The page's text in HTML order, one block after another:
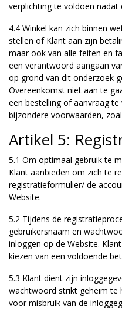
verplichting te voldoen nadat
4.4 Winkel kan zich binnen
stellen of Klant aan zijn
maar ook van alle feiten en
een verantwoord aangaan
op grond van dit onderzoek
Overeenkomst niet aan te
een bestelling of aanvraag
bijzondere voorwaarden,
Artikel 5:
5.1 Om optimaal gebruik te
Klant aanbieden om zich te
registratieformulier/ de
Website.
5.2 Tijdens de
gebruikersnaam en
inloggen op de Website.
kiezen van een voldoende
5.3 Klant dient zijn
wachtwoord strikt geheim te
voor misbruik van de